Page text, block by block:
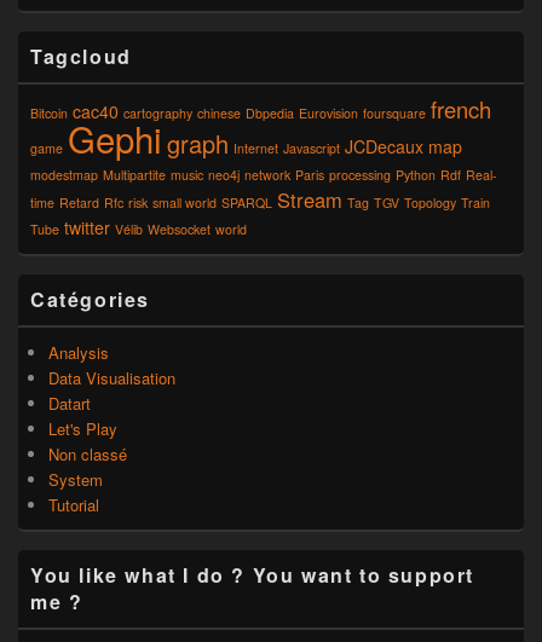
Tagcloud
Bitcoin cac40 cartography chinese Dbpedia Eurovision foursquare french
game Gephi graph Internet Javascript JCDecaux map
modestmap Multipartite music neo4j network Paris processing Python Rdf Real-
time Retard Rfc risk small world SPARQL Stream Tag TGV Topology Train
Tube twitter Vélib Websocket world
Catégories
Analysis
Data Visualisation
Datart
Let's Play
Non classé
System
Tutorial
You like what I do ? You want to support
me ?